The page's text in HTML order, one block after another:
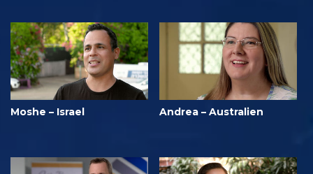
Moshe – Israel Andrea – Australien